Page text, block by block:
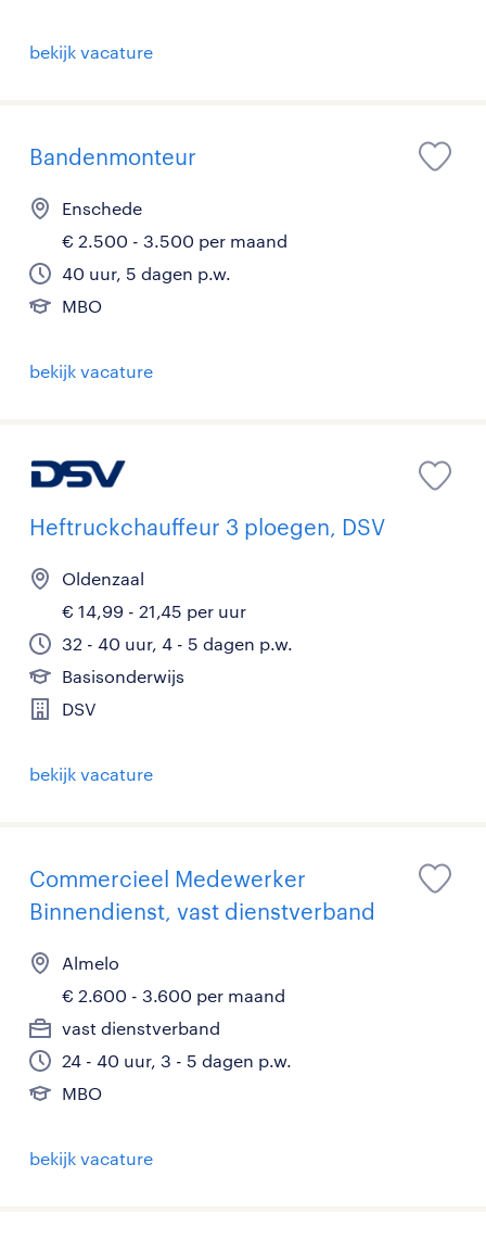
bekijk vacature
Bandenmonteur
Enschede
€ 2.500 - 3.500 per maand
40 uur, 5 dagen p.w.
MBO
bekijk vacature
Heftruckchauffeur 3 ploegen, DSV
Oldenzaal
€ 14,99 - 21,45 per uur
32 - 40 uur, 4 - 5 dagen p.w.
Basisonderwijs
DSV
bekijk vacature
Commercieel Medewerker
Binnendienst, vast dienstverband
Almelo
€ 2.600 - 3.600 per maand
vast dienstverband
24 - 40 uur, 3 - 5 dagen p.w.
MBO
bekijk vacature